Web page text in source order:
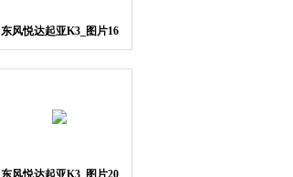
东风悦达起亚K3_图片16
东风悦达起亚K3_图片20